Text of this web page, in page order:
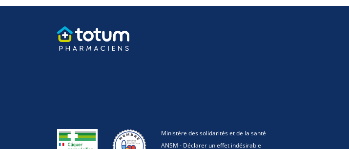
Ministère des solidarités et de la santé
ANSM - Déclarer un effet indésirable